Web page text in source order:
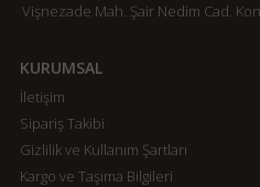
Vişnezade Mah. Şair Nedim Cad.
KURUMSAL
İletişim
Sipariş Takibi
Gizlilik ve Kullanım Şartları
Kargo ve Taşıma Bilgileri